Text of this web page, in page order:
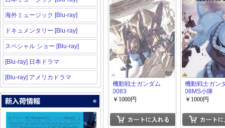
海外ミュージック [Blu-ray]
ドキュメンタリー [Blu-ray]
スペシャル ショー [Blu-ray]
[Blu-ray] 日本ドラマ
[Blu-ray] アメリカドラマ
機動戦士ガンダム
0083
￥1000円
機動戦士ガン
08MS小隊
￥1000円